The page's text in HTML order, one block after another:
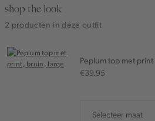
shop the look
2 producten in deze outfit
Peplum top met print
€39.95
Selecteer maat